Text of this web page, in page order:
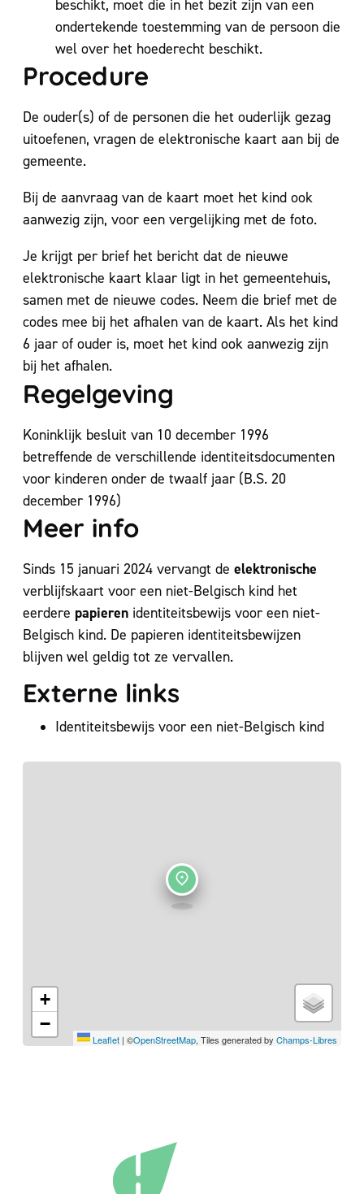
beschikt, moet die in het bezit zijn van een
ondertekende toestemming van de persoon die
wel over het hoederecht beschikt.
Procedure
De ouder(s) of de personen die het ouderlijk gezag
uitoefenen, vragen de elektronische kaart aan bij de
gemeente.
Bij de aanvraag van de kaart moet het kind ook
aanwezig zijn, voor een vergelijking met de foto.
Je krijgt per brief het bericht dat de nieuwe
elektronische kaart klaar ligt in het gemeentehuis,
samen met de nieuwe codes. Neem die brief met de
codes mee bij het afhalen van de kaart. Als het kind
6 jaar of ouder is, moet het kind ook aanwezig zijn
bij het afhalen.
Regelgeving
Koninklijk besluit van 10 december 1996
betreffende de verschillende identiteitsdocumenten
voor kinderen onder de twaalf jaar (B.S. 20
december 1996)
Meer info
Sinds 15 januari 2024 vervangt de elektronische
verblijfskaart voor een niet-Belgisch kind het
eerdere papieren identiteitsbewijs voor een niet-
Belgisch kind. De papieren identiteitsbewijzen
blijven wel geldig tot ze vervallen.
Externe links
Identiteitsbewijs voor een niet-Belgisch kind
+
−
Leaflet | ©OpenStreetMap, Tiles generated by Champs-Libres